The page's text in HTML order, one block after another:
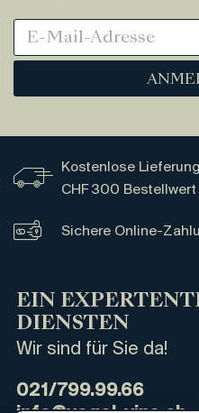
Kostenlose
CHF 300
Sichere Online-
EIN
DIENSTEN
Wir sind für Sie da!
021/799.99.66